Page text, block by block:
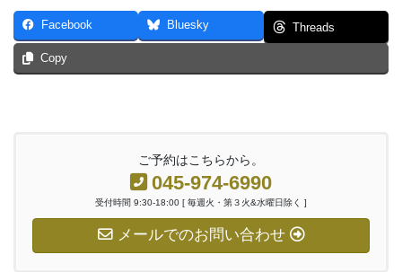
Facebook Bluesky Threads
Copy
ご予約はこちらから。
045-974-6990
受付時間 9:30-18:00 [ 毎週火・第３火&水曜日除く ]
メールでのお問い合わせ